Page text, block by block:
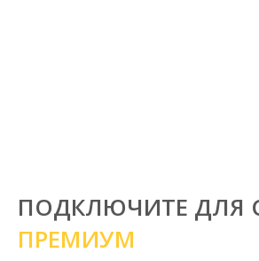
ПОДКЛЮЧИТЕ ДЛЯ
ПРЕМИУМ